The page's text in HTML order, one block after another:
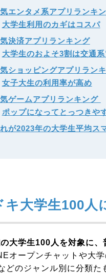
エンタメ系アプリランキ
大学生利用のカギはコスパ
決済アプリランキング
大学生のおよそ3割は交通
ショッピングアプリラン
女子大生の利用率が高め
ゲームアプリランキング
ポップになってとっつきや
が2023年の大学生平均ス
キ大学生100人
大学生100人を対象に、
オープンチャットや大
どのジャンル別に分類た